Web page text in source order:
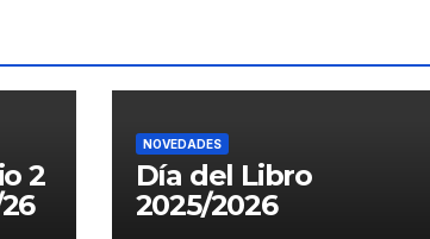
2
NOVEDADES
Día del Libro
2025/2026